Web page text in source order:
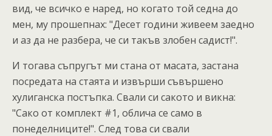
вид, че всичко е наред, но когато той седна до
мен, му прошепнах: "Десет години живеем заедно
и аз да не разбера, че си такъв злобен садист!".
И тогава съпругът ми стана от масата, застана
посредата на стаята и извърши съвършено
хулиганска постъпка. Свали си сакото и викна:
"Сако от комплект #1, облича се само в
понеделниците!". След това си свали